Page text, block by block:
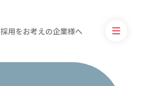
採用をお考えの企業様へ